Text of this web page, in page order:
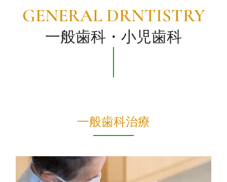
GENERAL DRNTISTRY
一般歯科・小児歯科
一般歯科治療